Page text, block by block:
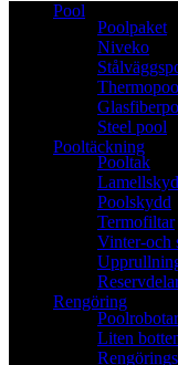
Pool
Poolpaket
Niveko
Steel pool
Pooltäckning
Pooltak
Poolskydd
Termofiltar
Vinter-och
Rengöring
Poolrobotar
Liten